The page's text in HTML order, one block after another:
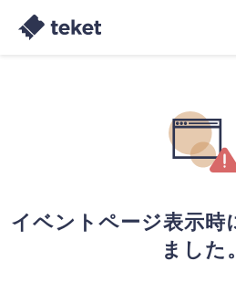
イベントページ表示時
ました。